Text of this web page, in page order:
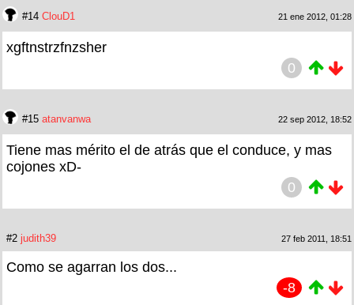
#14 ClouD1 21 ene 2012, 01:28
xgftnstrzfnzsher
0
#15 atanvanwa 22 sep 2012, 18:52
Tiene mas mérito el de atrás que el conduce, y mas
cojones xD-
0
#2 judith39 27 feb 2011, 18:51
Como se agarran los dos...
-8